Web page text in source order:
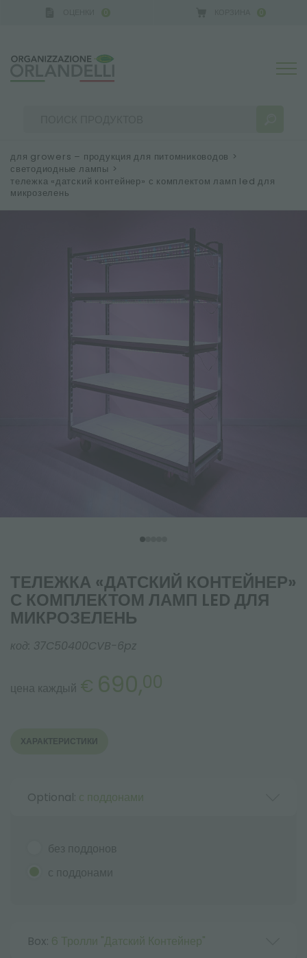
0 0
РЕЗУЛЬТАТЫ ПОИСКА: Сортировать по:
БОЛЬШЕ РЕЗУЛЬТАТОВ ДЛЯ ВАС:
для growers – продукция для питомниководов >
светодиодные лампы >
тележка «датский контейнер» с комплектом ламп led для
микрозелень
ТЕЛЕЖКА «ДАТСКИЙ КОНТЕЙНЕР»
С КОМПЛЕКТОМ ЛАМП LED ДЛЯ
МИКРОЗЕЛЕНЬ
код: 37C50400CVB-6pz
цена каждый € 690,00
ХАРАКТЕРИСТИКИ
Optional: с поддонами
без поддонов
с поддонами
Box: 6 Тролли "Датский Контейнер"